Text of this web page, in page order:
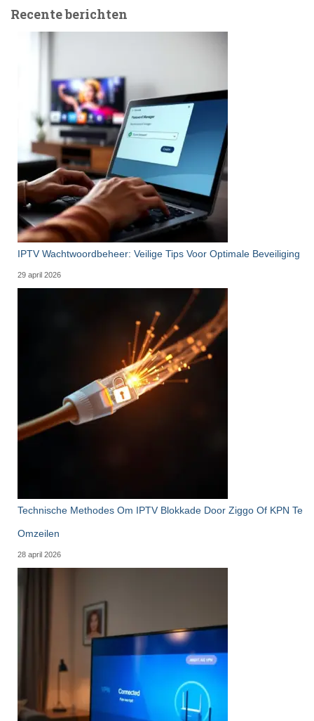
Recente berichten
IPTV Wachtwoordbeheer: Veilige Tips Voor Optimale Beveiliging
29 april 2026
Technische Methodes Om IPTV Blokkade Door Ziggo Of KPN Te
Omzeilen
28 april 2026